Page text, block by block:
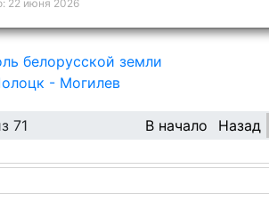
22 июня 2026
белорусской земли
- Могилев
71 В начало Назад